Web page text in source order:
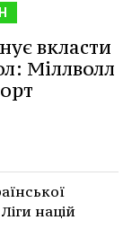
вкласти
Міллволл
націй